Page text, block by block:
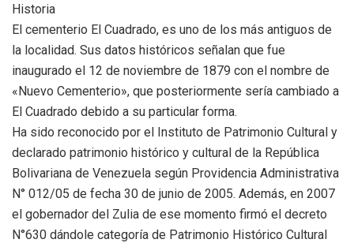
Historia
El cementerio El Cuadrado, es uno de los más antiguos de
la localidad. Sus datos históricos señalan que fue
inaugurado el 12 de noviembre de 1879 con el nombre de
«Nuevo Cementerio», que posteriormente sería cambiado a
El Cuadrado debido a su particular forma.
Ha sido reconocido por el Instituto de Patrimonio Cultural y
declarado patrimonio histórico y cultural de la República
Bolivariana de Venezuela según Providencia Administrativa
N° 012/05 de fecha 30 de junio de 2005. Además, en 2007
el gobernador del Zulia de ese momento firmó el decreto
N°630 dándole categoría de Patrimonio Histórico Cultural